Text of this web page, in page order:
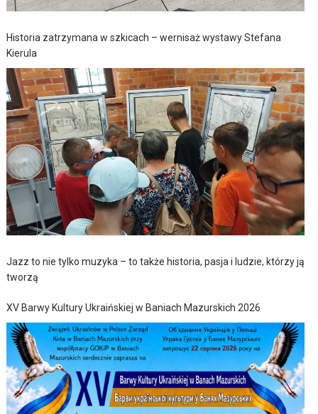
Historia zatrzymana w szkicach – wernisaż wystawy Stefana
Kierula
Jazz to nie tylko muzyka – to także historia, pasja i ludzie, którzy ją
tworzą
XV Barwy Kultury Ukraińskiej w Baniach Mazurskich 2026